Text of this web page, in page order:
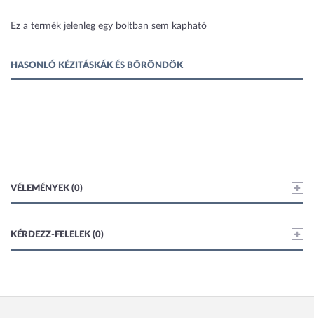
Ez a termék jelenleg egy boltban sem kapható
HASONLÓ KÉZITÁSKÁK ÉS BŐRÖNDÖK
VÉLEMÉNYEK (0)
KÉRDEZZ-FELELEK (0)